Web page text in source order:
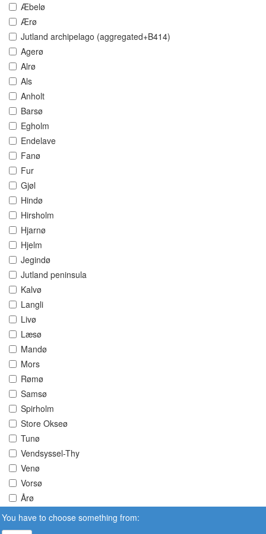
Æbelø
Ærø
Jutland archipelago (aggregated+B414)
Agerø
Alrø
Als
Anholt
Barsø
Egholm
Endelave
Fanø
Fur
Gjøl
Hindø
Hirsholm
Hjarnø
Hjelm
Jegindø
Jutland peninsula
Kalvø
Langli
Livø
Læsø
Mandø
Mors
Rømø
Samsø
Spirholm
Store Okseø
Tunø
Vendsyssel-Thy
Venø
Vorsø
Årø
You have to choose something from: